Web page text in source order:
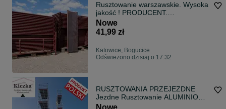
Rusztowanie warszawskie. Wysoka
jakość ! PRODUCENT.
TRANSPORT
Nowe
41,99 zł
Katowice, Bogucice
Odświeżono dzisiaj o 17:32
RUSZTOWANIA PRZEJEZDNE
Jezdne Rusztowanie ALUMINIOWE
do 13m- Hurtownia